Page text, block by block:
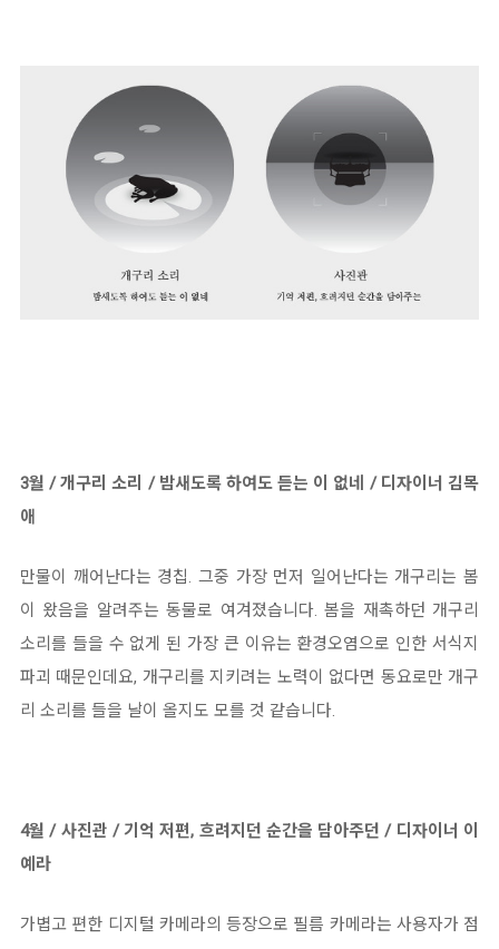
3월 / 개구리 소리 / 밤새도록 하여도 듣는 이 없네 / 디자이너 김목
애
만물이 깨어난다는 경칩. 그중 가장 먼저 일어난다는 개구리는 봄
이 왔음을 알려주는 동물로 여겨졌습니다. 봄을 재촉하던 개구리
소리를 들을 수 없게 된 가장 큰 이유는 환경오염으로 인한 서식지
파괴 때문인데요, 개구리를 지키려는 노력이 없다면 동요로만 개구
리 소리를 들을 날이 올지도 모를 것 같습니다.
4월 / 사진관 / 기억 저편, 흐려지던 순간을 담아주던 / 디자이너 이
예라
가볍고 편한 디지털 카메라의 등장으로 필름 카메라는 사용자가 점